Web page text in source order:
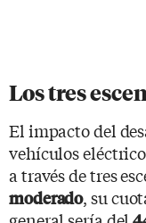
Los tres
El impacto del
vehículos
a través de tres
moderado, su